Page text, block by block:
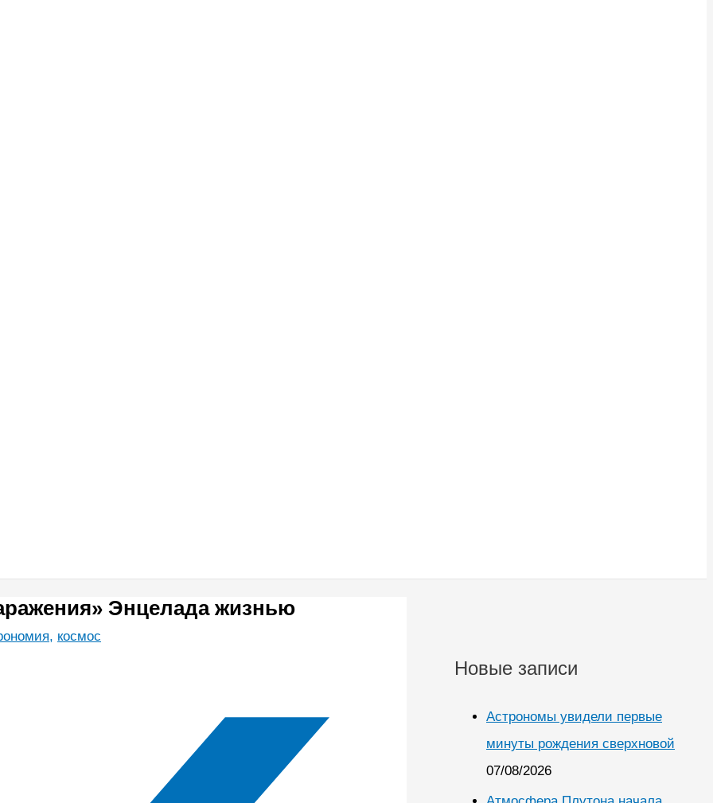
Энцелада жизнью
, космос
Новые записи
Астрономы увидели первые
минуты рождения сверхновой
07/08/2026